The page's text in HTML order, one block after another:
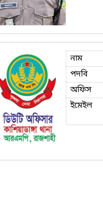
নাম
পদবি
অফিস
ইমেইল